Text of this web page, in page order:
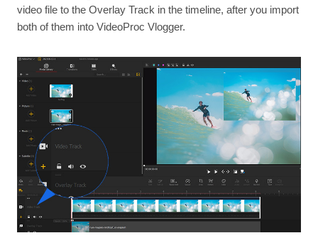
video file to the Overlay Track in the timeline, after you import
both of them into VideoProc Vlogger.